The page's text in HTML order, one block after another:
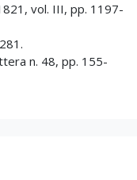
vol. III, pp. 1197-
n. 48, pp. 155-